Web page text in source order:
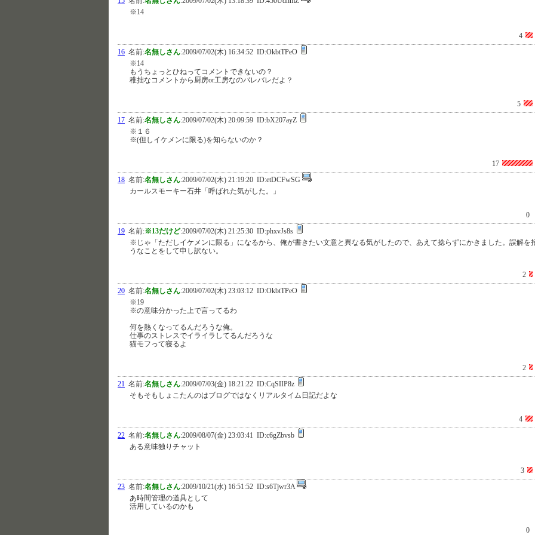
※14
4
16 名前:名無しさん:2009/07/02(木) 16:34:52 ID:OkbtTPeO
※14
もうちょっとひねってコメントできないの？
稚拙なコメントから厨房or工房なのバレバレだよ？
5
17 名前:名無しさん:2009/07/02(木) 20:09:59 ID:bX207ayZ
※１６
※(但しイケメンに限る)を知らないのか？
17
18 名前:名無しさん:2009/07/02(木) 21:19:20 ID:etDCFwSG
カールスモーキー石井「呼ばれた気がした。」
0
19 名前:※13だけど:2009/07/02(木) 21:25:30 ID:phxvJs8s
※じゃ「ただしイケメンに限る」になるから、俺が書きたい文意と異なる気がしたので、あえて捻らずにかきました。誤解を
うなことをして申し訳ない。
2
20 名前:名無しさん:2009/07/02(木) 23:03:12 ID:OkbtTPeO
※19
※の意味分かった上で言ってるわ
何を熱くなってるんだろうな俺。
仕事のストレスでイライラしてるんだろうな
猫モフって寝るよ
2
21 名前:名無しさん:2009/07/03(金) 18:21:22 ID:CqSIIP8z
そもそもしょこたんのはブログではなくリアルタイム日記だよな
4
22 名前:名無しさん:2009/08/07(金) 23:03:41 ID:c6gZbvsb
ある意味独りチャット
3
23 名前:名無しさん:2009/10/21(水) 16:51:52 ID:s6Tjwr3A
あ時間管理の道具として
活用しているのかも
0